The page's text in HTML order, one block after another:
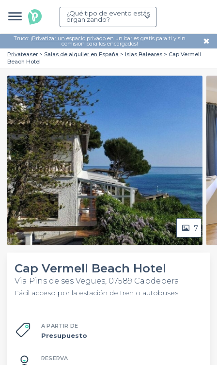
¿Qué tipo de evento estás
organizando?
Truco: ¡Privatizar un espacio privado en un bar es gratis para ti y sin
comisión para los encargados! ✖
Privateaser Salas de alquiler en España Islas Baleares
Cap Vermell
Beach Hotel
7
Cap Vermell Beach Hotel
Via Pins de ses Vegues, 07589 Capdepera
Fácil acceso por la estación de tren o autobuses
A PARTIR DE
Presupuesto
RESERVA